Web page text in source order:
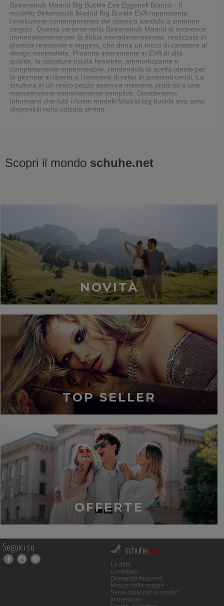
Birkenstock Madrid Big Buckle Eva Eggshell Bianco - Il
modello Birkenstock Madrid Big Buckle EVA rappresenta
l'evoluzione contemporanea del classico sandalo a cinturino
singolo. Questa variante della Birkenstock Madrid si riconosce
immediatamente per la fibbia sovradimensionata, realizzata in
plastica resistente e leggera, che dona un tocco di carattere al
design minimalista. Prodotta interamente in EVA di alta
qualità, la calzatura risulta flessibile, ammortizzante e
completamente impermeabile, rendendola la scelta ideale per
le giornate in libertà o i momenti di relax in ambienti umidi. La
struttura in un unico pezzo assicura massima praticità e una
manutenzione estremamente semplice. Desideriamo
informarvi che tutti i nostri modelli Madrid big buckle eva sono
disponibili nella calzata stretta.
Scopri il mondo schuhe.net
NOVITÀ
TOP SELLER
OFFERTE
Seguici su schuhe.net
La ditta
Contattaci
Domande frequenti
Misure delle scarpe
Serve aiuto per la scelta?
Impressum